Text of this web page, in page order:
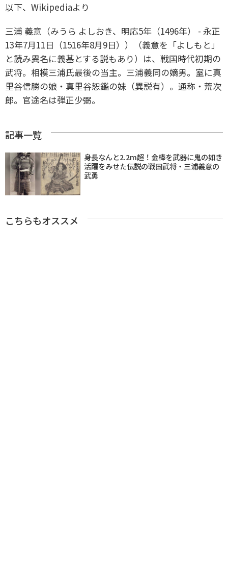
以下、Wikipediaより
三浦 義意（みうら よしおき、明応5年（1496年） - 永正
13年7月11日（1516年8月9日））（義意を「よしもと」
と読み異名に義基とする説もあり）は、戦国時代初期の
武将。相模三浦氏最後の当主。三浦義同の嫡男。室に真
里谷信勝の娘・真里谷恕鑑の妹（異説有）。通称・荒次
郎。官途名は弾正少弼。
記事一覧
身長なんと2.2m超！金棒を武器に鬼の如き
活躍をみせた伝説の戦国武将・三浦義意の
武勇
こちらもオススメ